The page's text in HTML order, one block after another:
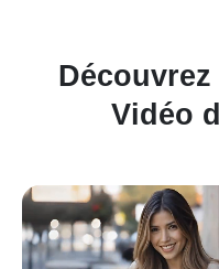
Vidéo